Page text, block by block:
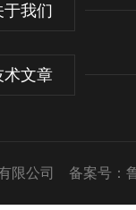
于我们
术文章
限公司 备案号：